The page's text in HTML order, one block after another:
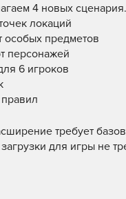
4 новых
локаций
особых предметов
персонажей
6 игроков
требует
для игры не